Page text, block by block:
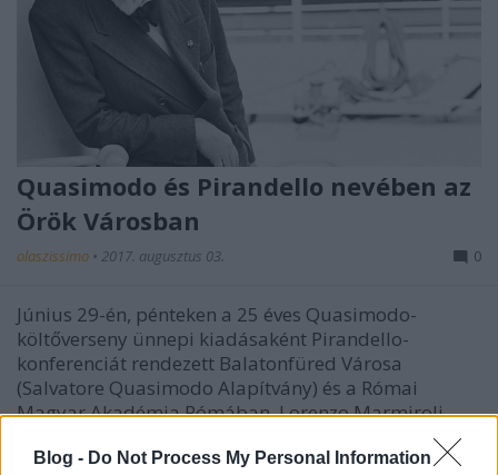
Blog - Do Not Process My Personal Information
Quasimodo és Pirandello nevében az
Örök Városban
olaszissimo • 2017. augusztus 03. 0
Június 29-én, pénteken a 25 éves Quasimodo-
költőverseny ünnepi kiadásaként Pirandello-
konferenciát rendezett Balatonfüred Városa
(Salvatore Quasimodo Alapítvány) és a Római
Magyar Akadémia Rómában. Lorenzo Marmiroli
történész, jelenleg a Szegedi Tudományegyetem
Olasz Tanszékének munkatársa az író és…